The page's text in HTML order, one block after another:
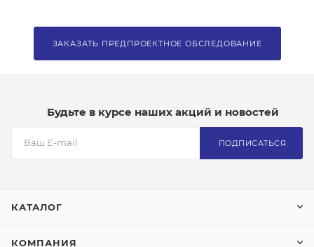
ЗАКАЗАТЬ ПРЕДПРОЕКТНОЕ ОБСЛЕДОВАНИЕ
Будьте в курсе наших акций и новостей
ПОДПИСАТЬСЯ
КАТАЛОГ
КОМПАНИЯ